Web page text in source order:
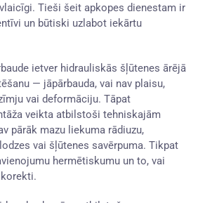
Tieši šeit apkopes dienestam ir
un būtiski uzlabot iekārtu
ietver hidrauliskās šļūtenes ārējā
— jāpārbauda, vai nav plaisu,
vai deformāciju. Tāpat
veikta atbilstoši tehniskajām
pārāk mazu liekuma rādiuzu,
vai šļūtenes savērpuma. Tikpat
hermētiskumu un to, vai